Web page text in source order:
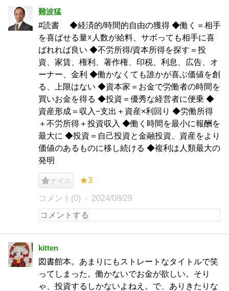
難波猛
#読書 ◆経済的/時間的自由の獲得 ◆働く＝相手
を喜ばせる量☓人数が給料、サボっても相手に喜
ばれれば良い ◆不労所得/資本所得を探す＝投
資、家賃、権利、著作権、印税、利息、広告、オ
ーナー、金利 ◆働かなくても誰かが喜ぶ価値を創
る、上限はない ◆資本家＝お金で労働者の時間を
買いお金を得る ◆投資＝優秀な経営者に便乗 ◆
資産形成＝収入−支出＋資産×利回り ◆労働所得
＋不労所得＋投資収入 ◆働く時間を最小に報酬を
最大に ◆投資＝自己投資と金融投資、資産をより
価値のあるものに移し続ける ◆複利は人類最大の
発明
ナイス ★3
コメント(0) 2024/08/29
kitten
図書館本。あまりにもストレートなタイトルで笑
ってしまった。働かないでお金が欲しい。そり
ゃ、投資するしかないよねえ。で、ありきたりな